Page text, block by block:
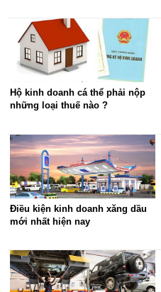
Hộ kinh doanh cá thể phải nộp
những loại thuế nào ?
Điều kiện kinh doanh xăng dầu
mới nhất hiện nay